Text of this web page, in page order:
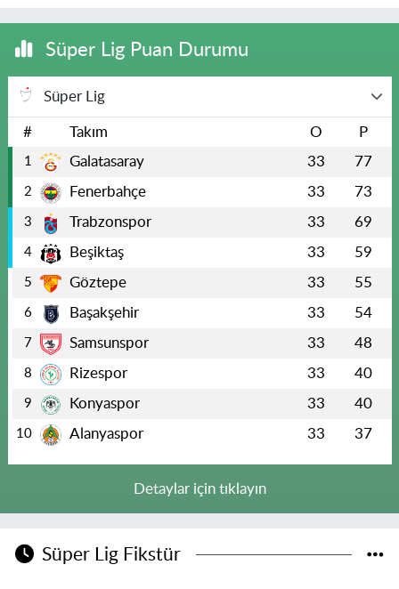
Süper Lig Puan Durumu
Süper Lig
# Takım O P
1 Galatasaray 33 77
2 Fenerbahçe 33 73
3 Trabzonspor 33 69
4 Beşiktaş 33 59
5 Göztepe 33 55
6 Başakşehir 33 54
7 Samsunspor 33 48
8 Rizespor 33 40
9 Konyaspor 33 40
10 Alanyaspor 33 37
Detaylar için tıklayın
Süper Lig Fikstür